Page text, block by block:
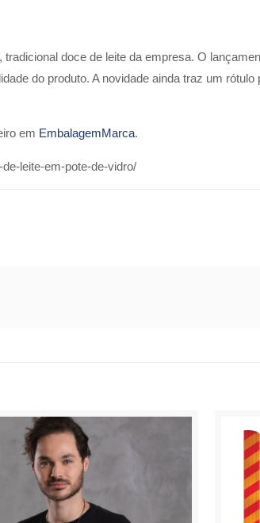
doce de leite da empresa. O
do produto. A novidade ainda traz um
em EmbalagemMarca.
leite-em-pote-de-vidro/